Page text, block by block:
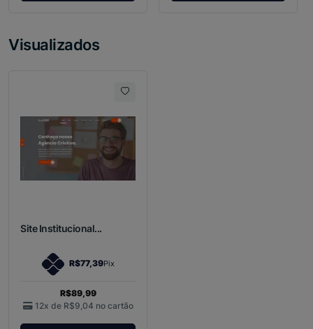
Visualizados
Site Institucional...
R$77,39Pix
R$89,99
12x de R$9,04 no cartão